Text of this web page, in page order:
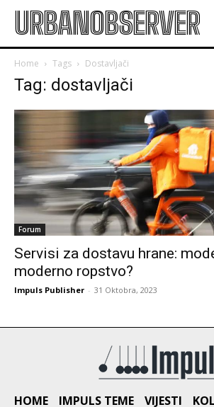
URBANOBSERVER
Home Tags Dostavljači
Tag: dostavljači
Forum
Servisi za dostavu hrane:
moderno ropstvo?
Impuls Publisher - 31 Oktobra, 2023
HOME IMPULS TEME VIJESTI